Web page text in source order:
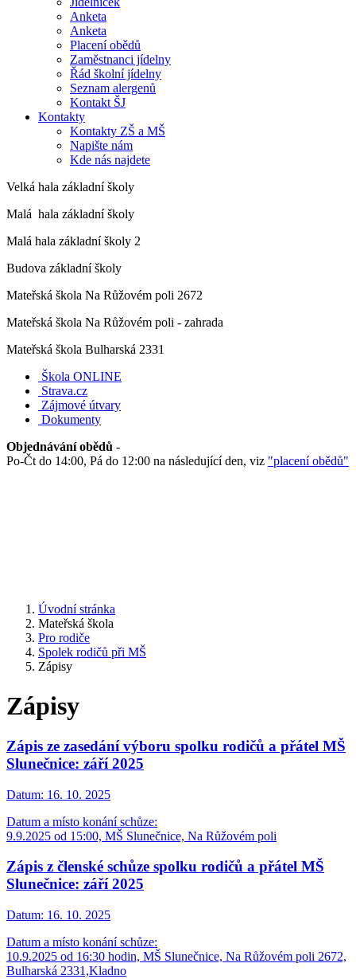
Anketa
Anketa
Placení obědů
Zaměstnanci jídelny
Řád školní jídelny
Seznam alergenů
Kontakt ŠJ
Kontakty
Kontakty ZŠ a MŠ
Napište nám
Kde nás najdete
Velká hala základní školy
Malá hala základní školy
Malá hala základní školy 2
Budova základní školy
Mateřská škola Na Růžovém poli 2672
Mateřská škola Na Růžovém poli - zahrada
Mateřská škola Bulharská 2331
Škola ONLINE
Strava.cz
Zájmové útvary
Dokumenty
Objednávání obědů -
Po-Čt do 14:00, Pá do 12:00 na následující den, viz "placení obědů"
Úvodní stránka
Mateřská škola
Pro rodiče
Spolek rodičů při MŠ
Zápisy
Zápisy
Zápis ze zasedání výboru spolku rodičů a přátel MŠ
Slunečnice: září 2025
Datum: 16. 10. 2025
Datum a místo konání schůze:
9.9.2025 od 15:00, MŠ Slunečnice, Na Růžovém poli
Zápis z členské schůze spolku rodičů a přátel MŠ
Slunečnice: září 2025
Datum: 16. 10. 2025
Datum a místo konání schůze:
10.9.2025 od 16:30 hodin, MŠ Slunečnice, Na Růžovém poli 2672,
Bulharská 2331,Kladno